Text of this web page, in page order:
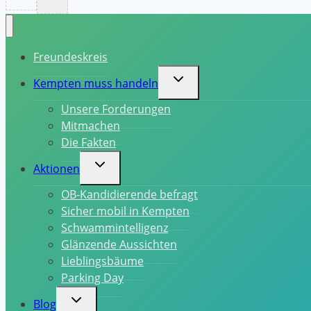
Freundeskreis
Kempten muss handeln
Untermenü
umschalten
Unsere Forderungen
Mitmachen
Die Fakten
Aktionen
Untermenü
umschalten
OB-Kandidierende befragt
Sicher mobil in Kempten
Schwammintelligenz
Glänzende Aussichten
Lieblingsbäume
Parking Day
Blog
Untermenü